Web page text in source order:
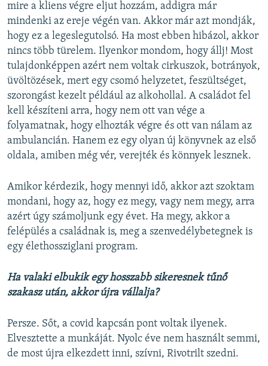
mire a kliens végre eljut hozzám, addigra már
mindenki az ereje végén van. Akkor már azt mondják,
hogy ez a legeslegutolsó. Ha most ebben hibázol, akkor
nincs több türelem. Ilyenkor mondom, hogy állj! Most
tulajdonképpen azért nem voltak cirkuszok, botrányok,
üvöltözések, mert egy csomó helyzetet, feszültséget,
szorongást kezelt például az alkohollal. A családot fel
kell készíteni arra, hogy nem ott van vége a
folyamatnak, hogy elhozták végre és ott van nálam az
ambulancián. Hanem ez egy olyan új könyvnek az első
oldala, amiben még vér, verejték és könnyek lesznek.
Amikor kérdezik, hogy mennyi idő, akkor azt szoktam
mondani, hogy az, hogy ez megy, vagy nem megy, arra
azért úgy számoljunk egy évet. Ha megy, akkor a
felépülés a családnak is, meg a szenvedélybetegnek is
egy élethossziglani program.
Ha valaki elbukik egy hosszabb sikeresnek tűnő
szakasz után, akkor újra vállalja?
Persze. Sőt, a covid kapcsán pont voltak ilyenek.
Elvesztette a munkáját. Nyolc éve nem használt semmi,
de most újra elkezdett inni, szívni, Rivotrilt szedni.